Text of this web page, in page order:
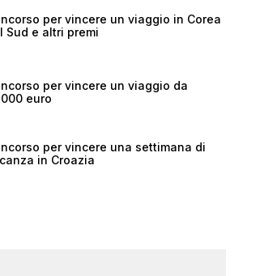
per vincere un viaggio in Corea
Sud e altri premi
per vincere un viaggio da
euro
per vincere una settimana di
in Croazia